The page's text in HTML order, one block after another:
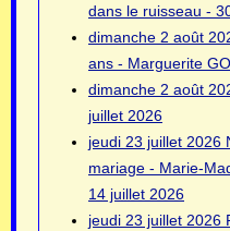
dans le ruisseau -
dimanche 2 août
ans - Marguerite
dimanche 2 août
juillet 2026
jeudi 23 juillet 2026
mariage - Marie-
14 juillet 2026
jeudi 23 juillet 2026